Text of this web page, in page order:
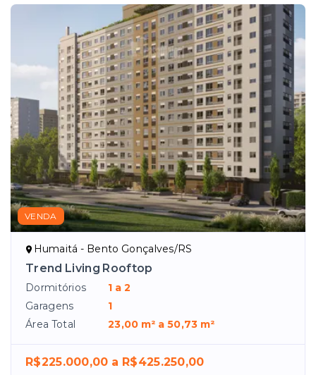
VENDA
Humaitá - Bento Gonçalves/RS
Trend Living Rooftop
Dormitórios
1 a 2
Garagens
1
Área Total
23,00 m² a 50,73 m²
R$225.000,00 a R$425.250,00